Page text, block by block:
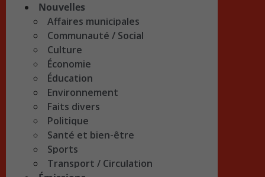
Nouvelles
Affaires municipales
Communauté / Social
Culture
Économie
Éducation
Environnement
Faits divers
Politique
Santé et bien-être
Sports
Transport / Circulation